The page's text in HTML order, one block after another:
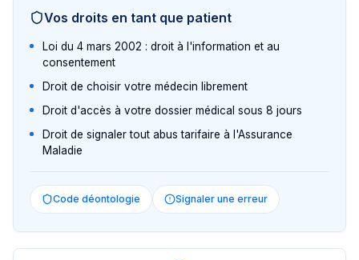
Vos droits en tant que patient
Loi du 4 mars 2002 : droit à l'information et au
consentement
Droit de choisir votre médecin librement
Droit d'accès à votre dossier médical sous 8 jours
Droit de signaler tout abus tarifaire à l'Assurance
Maladie
Code déontologie Signaler une erreur